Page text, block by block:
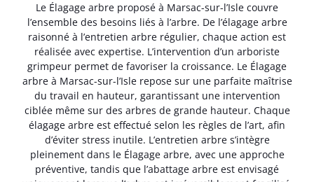
Le Élagage arbre proposé à Marsac-sur-l’Isle couvre
l’ensemble des besoins liés à l’arbre. De l’élagage arbre
raisonné à l’entretien arbre régulier, chaque action est
réalisée avec expertise. L’intervention d’un arboriste
grimpeur permet de favoriser la croissance. Le Élagage
arbre à Marsac-sur-l’Isle repose sur une parfaite maîtrise
du travail en hauteur, garantissant une intervention
ciblée même sur des arbres de grande hauteur. Chaque
élagage arbre est effectué selon les règles de l’art, afin
d’éviter stress inutile. L’entretien arbre s’intègre
pleinement dans le Élagage arbre, avec une approche
préventive, tandis que l’abattage arbre est envisagé